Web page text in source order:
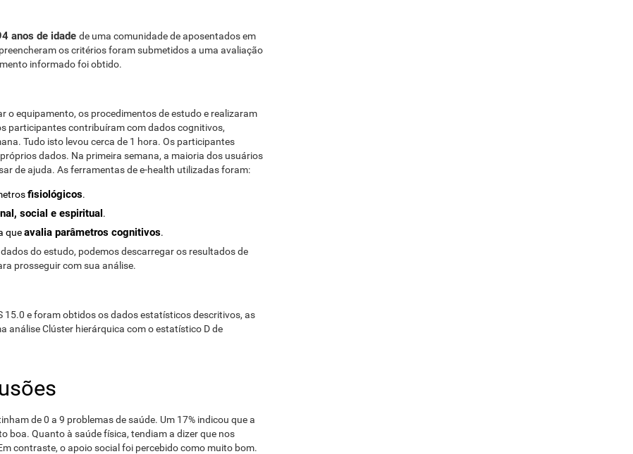
anos de idade de uma comunidade de aposentados em
os critérios foram submetidos a uma avaliação
informado foi obtido.
o equipamento, os procedimentos de estudo e realizaram
participantes contribuíram com dados cognitivos,
Tudo isto levou cerca de 1 hora. Os participantes
dados. Na primeira semana, a maioria dos usuários
de ajuda. As ferramentas de e-health utilizadas foram:
fisiológicos.
social e espiritual.
queavalia parâmetros cognitivos.
do estudo, podemos descarregar os resultados de
prosseguir com sua análise.
15.0 e foram obtidos os dados estatísticos descritivos, as
análise Clúster hierárquica com o estatístico D de
de 0 a 9 problemas de saúde. Um 17% indicou que a
boa. Quanto à saúde física, tendiam a dizer que nos
contraste, o apoio social foi percebido como muito bom.